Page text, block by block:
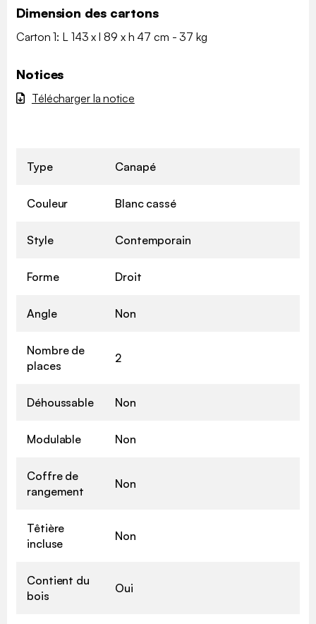
Dimension des cartons
Carton 1: L 143 x l 89 x h 47 cm - 37 kg
Notices
Télécharger la notice
Type Canapé
Couleur Blanc cassé
Style Contemporain
Forme Droit
Angle Non
Nombre de
places
2
Déhoussable Non
Modulable Non
Coffre de
rangement
Non
Têtière
incluse
Non
Contient du
bois
Oui